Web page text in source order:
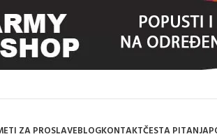
ZA PROSLAVEBLOGKONTAKTČESTA PITANJA